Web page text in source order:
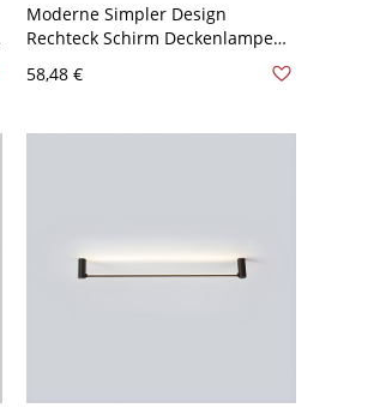
Moderne Simpler Design
Rechteck Schirm Deckenlampe
Licht Deckenleuchte - Schwarz
58,48 €